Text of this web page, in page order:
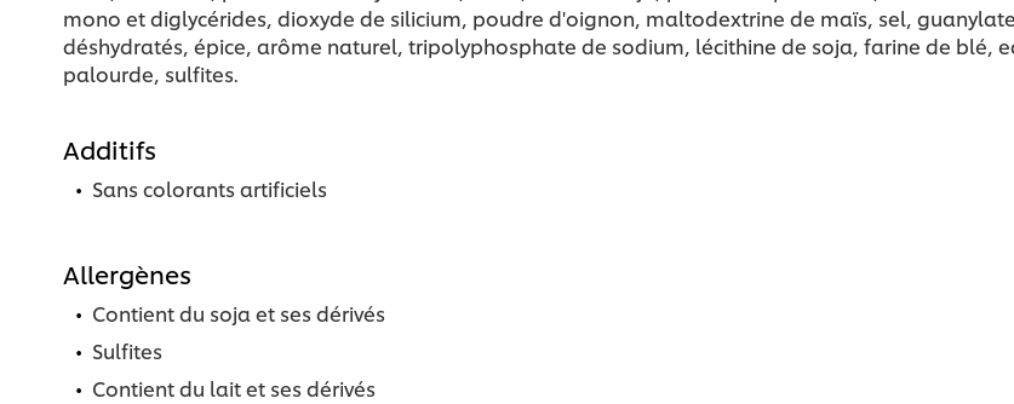
mono et diglycérides, dioxyde de silicium, poudre d'oignon, maltodextrine de maïs, sel,
déshydratés, épice, arôme naturel, tripolyphosphate de sodium, lécithine de soja, farine de blé,
palourde, sulfites.
Additifs
Sans colorants artificiels
Allergènes
Contient du soja et ses dérivés
Sulfites
Contient du lait et ses dérivés